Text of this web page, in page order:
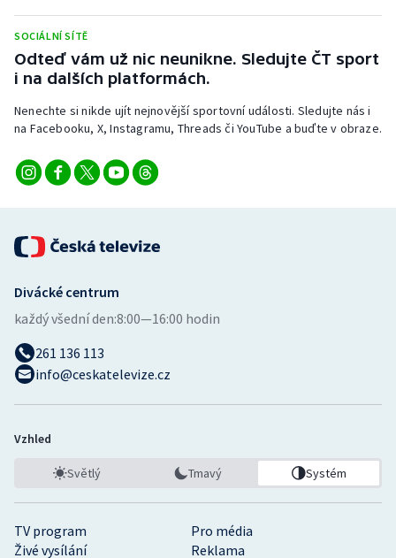
SOCIÁLNÍ SÍTĚ
Odteď vám už nic neunikne. Sledujte ČT sport
i na dalších platformách.
Nenechte si nikde ujít nejnovější sportovní události. Sledujte nás i
na Facebooku, X, Instagramu, Threads či YouTube a buďte v obraze.
TV program
Pro média
Živé vysílání
Reklama
Divácké centrum
každý všední den:8:00—16:00 hodin
261 136 113
info@ceskatelevize.cz
Vzhled
Světlý Tmavý Systém